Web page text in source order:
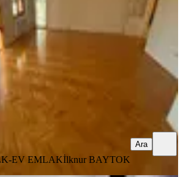
· 175 m²
₺
BAYTOK
EV EMLAKİlknur BAYTOK
Ara